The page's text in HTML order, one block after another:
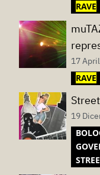
RAVE
17
RAVE
19